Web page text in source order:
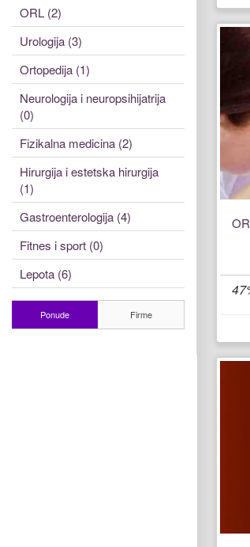
ORL (2)
Urologija (3)
Ortopedija (1)
Neurologija i neuropsihijatrija
(0)
Fizikalna medicina (2)
Hirurgija i estetska hirurgija
(1)
Gastroenterologija (4)
Fitnes i sport (0)
Lepota (6)
Ponude Firme